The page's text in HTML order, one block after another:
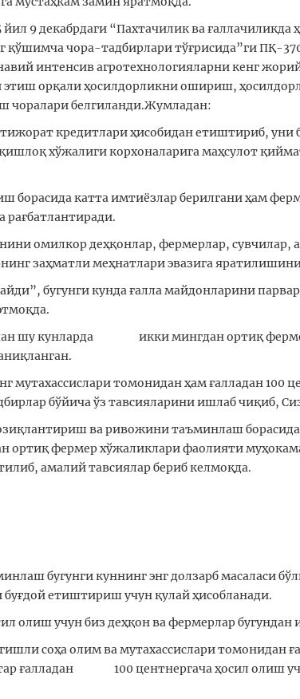
9 декабрдаги “Пахтачилик ва
қўшимча чора-тадбирлари тўғрисида”ги ПҚ-
интенсив агротехнологияларни кенг
орқали ҳосилдорликни ошириш,
чоралари белгиланди.Жумладан:
кредитлари ҳисобидан етиштириб, уни
хўжалиги корхоналарига маҳсулот
борасида катта имтиёзлар берилгани ҳам
рағбатлантиради.
омилкор деҳқонлар, фермерлар, сувчилар,
заҳматли меҳнатлари эвазига
бугунги кунда ғалла майдонларини
шу кунларда икки мингдан ортиқ
томонидан ҳам ғалладан 100
бўйича ўз тавсияларини ишлаб чиқиб,
ва ривожини таъминлаш борасида
ортиқ фермер хўжаликлари фаолияти
амалий тавсиялар бериб келмоқда.
бугунги куннинг энг долзарб масаласи
етиштириш учун қулай ҳисобланади.
олиш учун биз деҳқон ва фермерлар
соҳа олим ва мутахассислари томонидан
ғалладан 100 центнергача ҳосил олиш